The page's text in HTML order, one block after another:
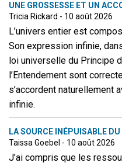
UNE GROSSESSE ET UN
Tricia Rickard - 10 août 2026
L’univers entier est
Son expression infinie,
loi universelle du Principe
l’Entendement sont
s’accordent naturellement
infinie.
LA SOURCE INÉPUISABLE DU
Taissa Goebel - 10 août 2026
J’ai compris que les